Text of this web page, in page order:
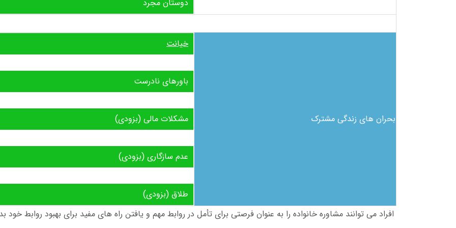
دوستان مجرد
بحران های زندگی مشترک
خیانت
باورهای نادرست
مشکلات مالی (بزودی)
عدم سازگاری (بزودی)
طلاق (بزودی)
افراد می توانند مشاوره خانواده را به عنوان فرصتی برای تأمل در روابط مهم و یافتن راه های مفید برای بهبود روابط خود